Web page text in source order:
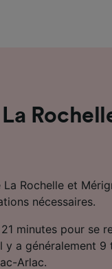
Rochelle et
nécessaires.
minutes pour se
y a généralement 9
Arlac.